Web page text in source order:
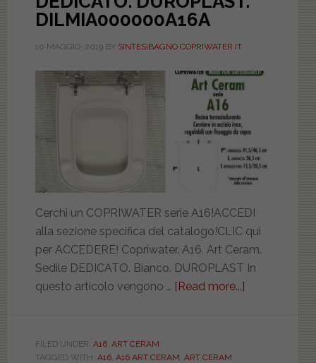
DILMIA000000A16A
10 MAGGIO, 2019BY SINTESIBAGNO COPRIWATER.IT
Cerchi un COPRIWATER serie A16!ACCEDI
alla sezione specifica del catalogo!CLIC qui
per ACCEDERE! Copriwater. A16. Art Ceram.
Sedile DEDICATO. Bianco. DUROPLAST In
questo articolo vengono … [Read more...]
FILED UNDER: A16, ART CERAM
TAGGED WITH: A16, A16 ART CERAM ART CERAM